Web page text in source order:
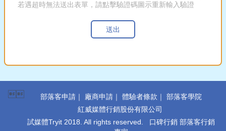
若遇超時無法送出表單，請點擊驗證碼圖示重新輸入驗證
送出
 部落客申請 ｜ 廠商申請 ｜ 體驗者條款 ｜ 部落客學院
紅威媒體行銷股份有限公司
試媒體Tryit 2018. All rights reserved. 口碑行銷 部落客行銷